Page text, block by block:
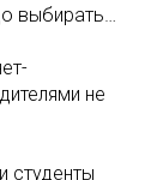
выбирать…
не
студенты